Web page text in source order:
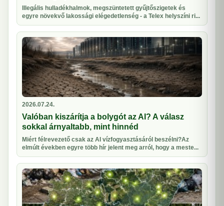
Illegális hulladékhalmok, megszüntetett gyűjtőszigetek és
egyre növekvő lakossági elégedetlenség - a Telex helyszíni ri...
2026.07.24.
Valóban kiszárítja a bolygót az AI? A válasz
sokkal árnyaltabb, mint hinnéd
Miért félrevezető csak az AI vízfogyasztásáról beszélni?Az
elmúlt években egyre több hír jelent meg arról, hogy a meste...